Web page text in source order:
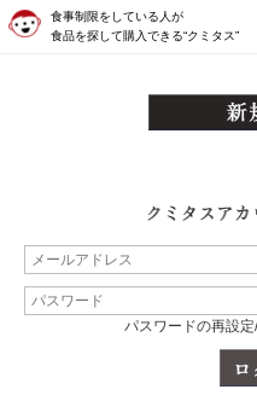
食事制限をしている人が
食品を探して購入できる“クミタス”
パスワードの再設